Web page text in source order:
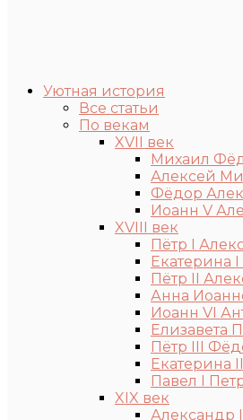
Уютная история
Все статьи
По векам
XVII век
Михаил
Алексей
Фёдор
Иоанн V
XVIII век
Пётр I
Екатерина
Пётр II
Анна
Иоанн VI
Елизавета
Пётр III
Екатерина
Павел I
XIX век
Александр